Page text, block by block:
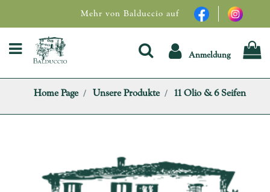
Mehr von Balduccio auf
Open menu Anmeldung
Home Page Unsere Produkte 11 Olio & 6 Seifen